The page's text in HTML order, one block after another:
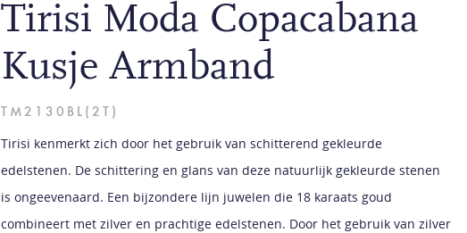
Tirisi Moda Copacabana
Kusje Armband
TM2130BL(2T)
Tirisi kenmerkt zich door het gebruik van schitterend gekleurde
edelstenen. De schittering en glans van deze natuurlijk gekleurde stenen
is ongeevenaard. Een bijzondere lijn juwelen die 18 karaats goud
combineert met zilver en prachtige edelstenen. Door het gebruik van zilver